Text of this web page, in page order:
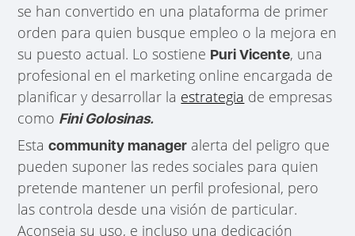
se han convertido en una plataforma de primer
orden para quien busque empleo o la mejora en
su puesto actual. Lo sostiene Puri Vicente, una
profesional en el marketing online encargada de
planificar y desarrollar la estrategia de empresas
como Fini Golosinas.
Estacommunity manager alerta del peligro que
pueden suponer las redes sociales para quien
pretende mantener un perfil profesional, pero
las controla desde una visión de particular.
Aconseja su uso, e incluso una dedicación